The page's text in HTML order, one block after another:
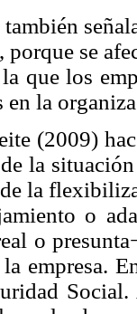
porque se
que los
en la
(2009)
la
la
o
o
empresa.